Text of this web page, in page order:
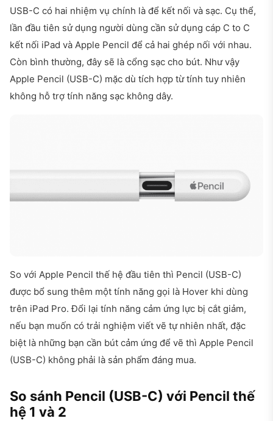
USB-C có hai nhiệm vụ chính là để kết nối và sạc. Cụ thể,
lần đầu tiên sử dụng người dùng cần sử dụng cáp C to C
kết nối iPad và Apple Pencil để cả hai ghép nối với nhau.
Còn bình thường, đây sẽ là cổng sạc cho bút. Như vậy
Apple Pencil (USB-C) mặc dù tích hợp từ tính tuy nhiên
không hỗ trợ tính năng sạc không dây.
So với Apple Pencil thế hệ đầu tiên thì Pencil (USB-C)
được bổ sung thêm một tính năng gọi là Hover khi dùng
trên iPad Pro. Đổi lại tính năng cảm ứng lực bị cắt giảm,
nếu bạn muốn có trải nghiệm viết vẽ tự nhiên nhất, đặc
biệt là những bạn cần bút cảm ứng để vẽ thì Apple Pencil
(USB-C) không phải là sản phẩm đáng mua.
So sánh Pencil (USB-C) với Pencil thế
hệ 1 và 2